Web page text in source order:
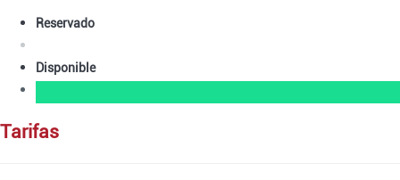
Reservado
Disponible
tarifas